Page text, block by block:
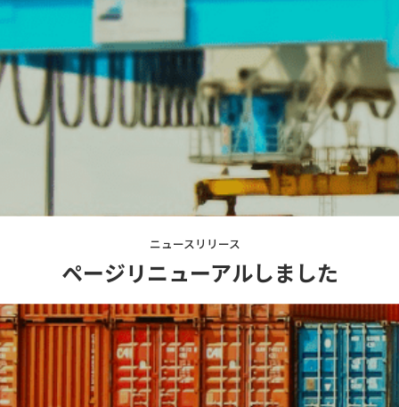
ニュースリリース
ページリニューアルしました